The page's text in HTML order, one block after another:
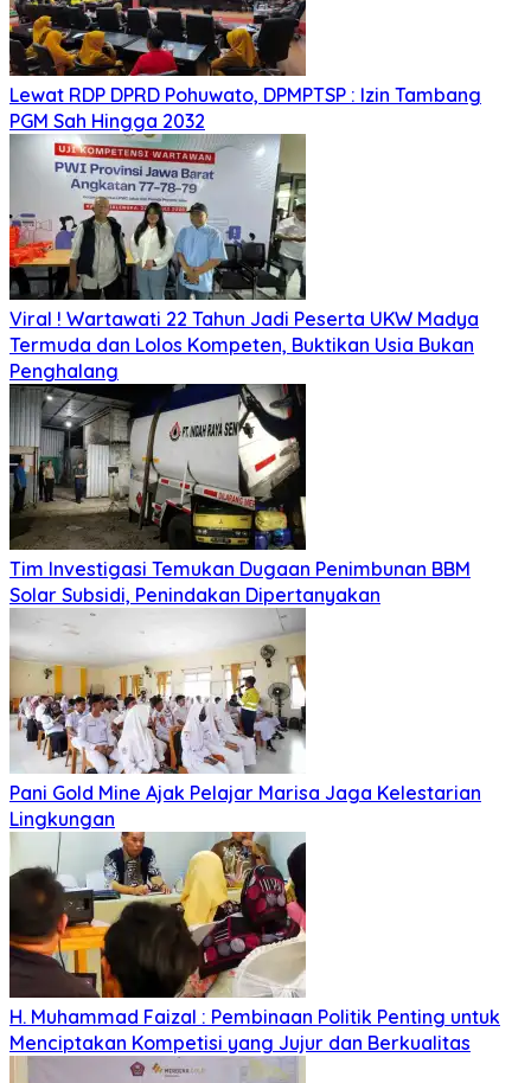
Lewat RDP DPRD Pohuwato, DPMPTSP : Izin Tambang
PGM Sah Hingga 2032
Viral ! Wartawati 22 Tahun Jadi Peserta UKW Madya
Termuda dan Lolos Kompeten, Buktikan Usia Bukan
Penghalang
Tim Investigasi Temukan Dugaan Penimbunan BBM
Solar Subsidi, Penindakan Dipertanyakan
Pani Gold Mine Ajak Pelajar Marisa Jaga Kelestarian
Lingkungan
H. Muhammad Faizal : Pembinaan Politik Penting untuk
Menciptakan Kompetisi yang Jujur dan Berkualitas